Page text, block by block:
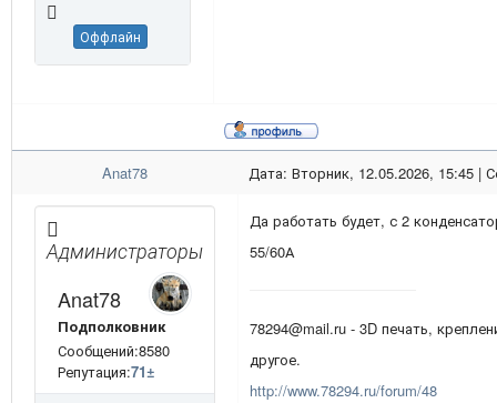
Оффлайн
Anat78 Дата: Вторник, 12.05.2026, 15:45 |
Администраторы
Anat78
Подполковник
Сообщений:8580
Репутация:71±
Да работать будет, с 2
55/60А
78294@mail.ru - 3D печать,
другое.
http://www.78294.ru/forum/48